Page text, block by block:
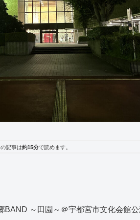
の記事は約15分で読めます。
～田園～＠宇都宮市文化会館公